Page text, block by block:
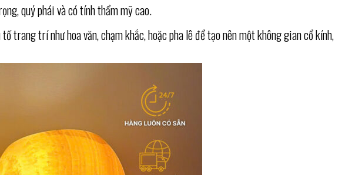
quý phái và có tính thẩm mỹ cao.
trí như hoa văn, chạm khắc, hoặc pha lê để tạo nên một không gian cổ kính,